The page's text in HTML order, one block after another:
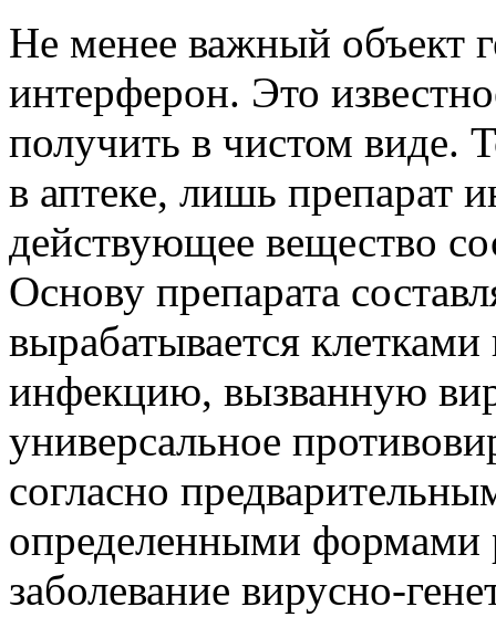
Не менее важный объект
интерферон. Это
получить в чистом виде.
в аптеке, лишь препарат
действующее вещество
Основу препарата
вырабатывается
инфекцию, вызванную
универсальное
согласно
определенными формами
заболевание вирусно-